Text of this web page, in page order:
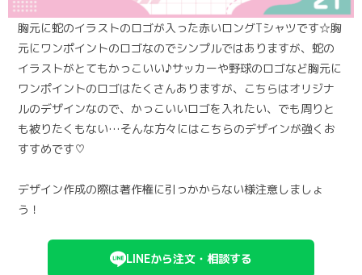
胸元に蛇のイラストのロゴが入った赤いロングTシャツです☆胸
元にワンポイントのロゴなのでシンプルではありますが、蛇の
イラストがとてもかっこいい♪サッカーや野球のロゴなど胸元に
ワンポイントのロゴはたくさんありますが、こちらはオリジナ
ルのデザインなので、かっこいいロゴを入れたい、でも周りと
も被りたくもない…そんな方々にはこちらのデザインが強くお
すすめです♡
デザイン作成の際は著作権に引っかからない様注意しましょ
う！
LINEから注文・相談する